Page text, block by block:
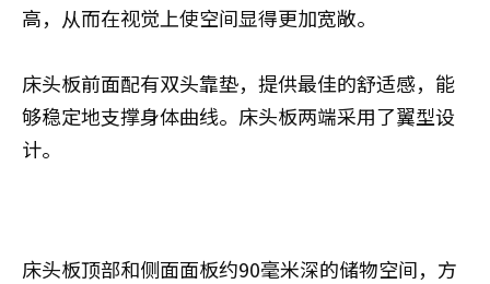
高，从而在视觉上使空间显得更加宽敞。
床头板前面配有双头靠垫，提供最佳的舒适感，能
够稳定地支撑身体曲线。床头板两端采用了翼型设
计。
床头板顶部和侧面面板约90毫米深的储物空间，方